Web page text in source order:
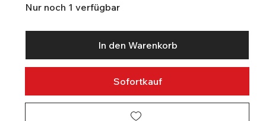
Nur noch 1 verfügbar
In den Warenkorb
Sofortkauf